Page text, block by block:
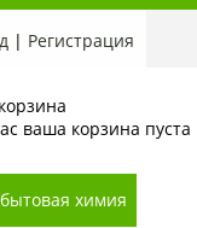
| Регистрация
ваша корзина пуста
химия